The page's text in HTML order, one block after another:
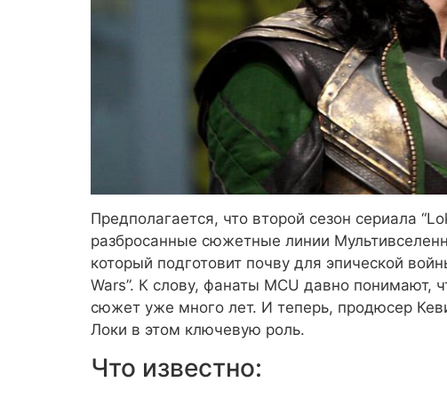
Предполагается, что второй сезон сериала
разбросанные сюжетные линии
который подготовит почву для эпической
Wars”. К слову, фанаты MCU давно понимают,
сюжет уже много лет. И теперь, продюсер
Локи в этом ключевую роль.
Что известно: